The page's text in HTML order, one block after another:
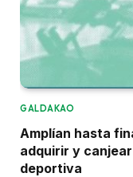
GALDAKAO
Amplían hasta
adquirir y
deportiva